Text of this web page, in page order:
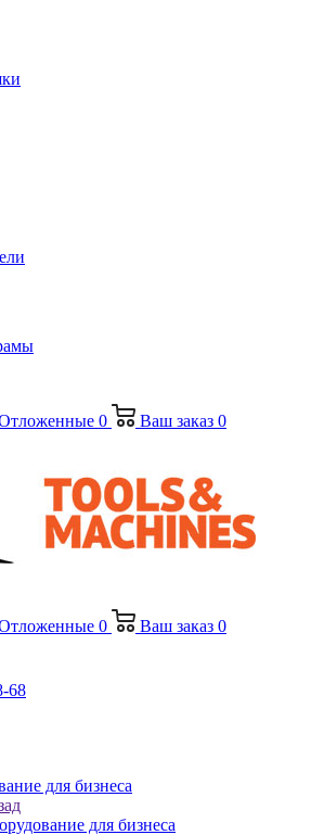
0 Ваш заказ 0
0 Ваш заказ 0
68
для бизнеса
для бизнеса